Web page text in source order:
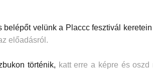
belépőt velünk a Placcc fesztivál
előadásról.
történik, katt erre a képre és oszd